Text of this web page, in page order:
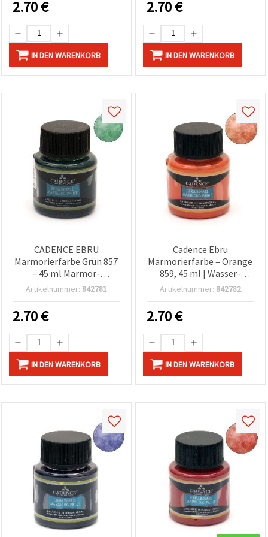
können Sie
jederzeit
ändern
oder
widerrufen.
Impressum
Datenschutzerklärung
akzeptieren
Cookie-
Einstellungen
2.70€
IN DEN WARENKORB
Holz & Leinwand,
einfache Anwendung, 45
ml
2.70€
IN DEN WARENKORB
CADENCE EBRU
Marmorierfarbe Grün 857
– 45 ml Marmor-
Effektfarbe für Ebru-
Wassermarmorieren &
DIY-Bastelprojekte
Artikelnummer: 842781
2.70€
IN DEN WARENKORB
Cadence Ebru
Marmorierfarbe – Orange
859, 45 ml | Wasser-
Marmorierfarbe für
Marmoreffekt für Papier,
Basteln & DIY
Artikelnummer: 842782
2.70€
IN DEN WARENKORB